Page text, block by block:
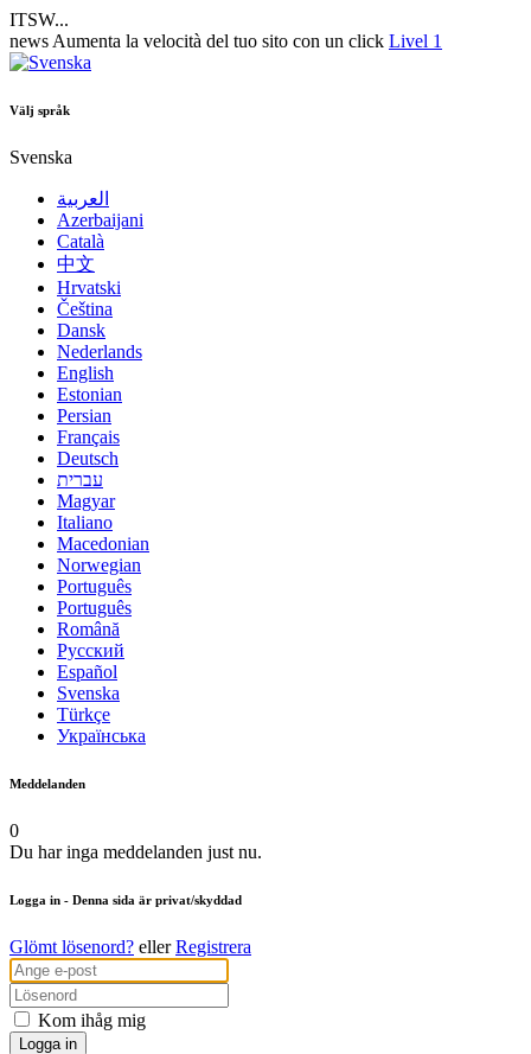
ITSW...
news Aumenta la velocità del tuo sito con un click Livel 1
Välj språk
Svenska
العربية
Azerbaijani
Català
中文
Hrvatski
Čeština
Dansk
Nederlands
English
Estonian
Persian
Français
Deutsch
עברית
Magyar
Italiano
Macedonian
Norwegian
Português
Português
Română
Русский
Español
Svenska
Türkçe
Українська
Meddelanden
0
Du har inga meddelanden just nu.
Logga in - Denna sida är privat/skyddad
Glömt lösenord? ellerRegistrera
Kom ihåg mig